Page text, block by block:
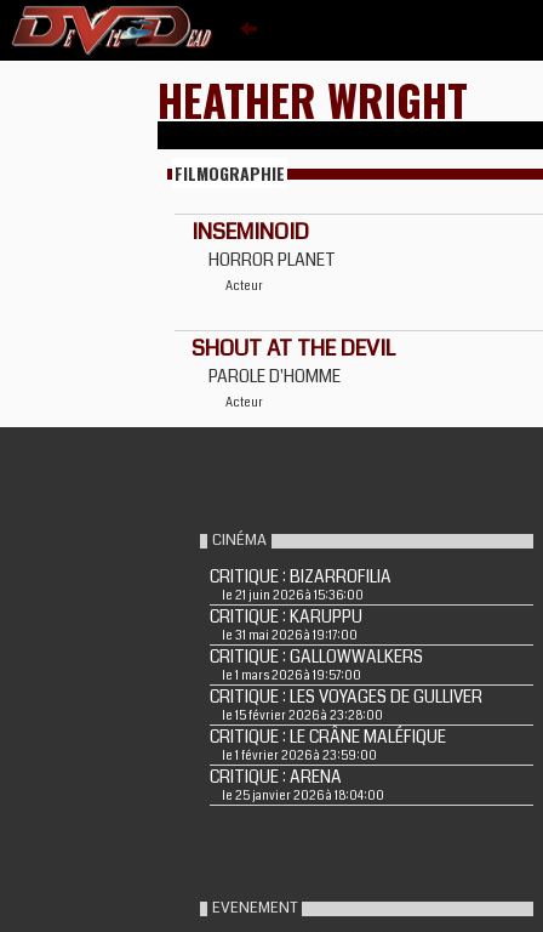
HEATHER WRIGHT
FILMOGRAPHIE
INSEMINOID
HORROR PLANET
Acteur
SHOUT AT THE DEVIL
PAROLE D'HOMME
Acteur
CINÉMA
CRITIQUE : BIZARROFILIA
le 21 juin 2026 à 15:36:00
CRITIQUE : KARUPPU
le 31 mai 2026 à 19:17:00
CRITIQUE : GALLOWWALKERS
le 1 mars 2026 à 19:57:00
CRITIQUE : LES VOYAGES DE GULLIVER
le 15 février 2026 à 23:28:00
CRITIQUE : LE CRÂNE MALÉFIQUE
le 1 février 2026 à 23:59:00
CRITIQUE : ARENA
le 25 janvier 2026 à 18:04:00
EVENEMENT